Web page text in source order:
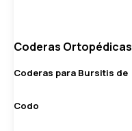
Coderas Ortopédicas
Coderas para Bursitis de
Codo